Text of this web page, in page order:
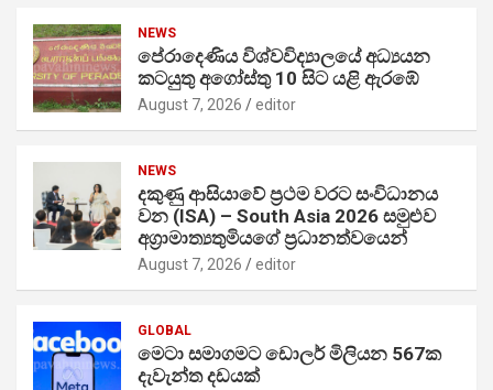
NEWS
පේරාදෙණිය විශ්වවිද්‍යාලයේ අධ්‍යයන
කටයුතු අගෝස්තු 10 සිට යළි ඇරඹේ
August 7, 2026 editor
NEWS
දකුණු ආසියාවේ ප්‍රථම වරට සංවිධානය
වන (ISA) – South Asia 2026 සමුළුව
අග්‍රාමාත්‍යතුමියගේ ප්‍රධානත්වයෙන්
August 7, 2026 editor
GLOBAL
මෙටා සමාගමට ඩොලර් මිලියන 567ක
දැවැන්ත දඩයක්